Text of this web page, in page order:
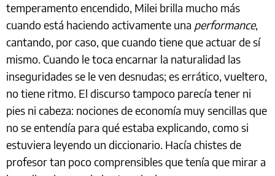
temperamento encendido, Milei brilla mucho más
cuando está haciendo activamente una performance,
cantando, por caso, que cuando tiene que actuar de sí
mismo. Cuando le toca encarnar la naturalidad las
inseguridades se le ven desnudas; es errático, vueltero,
no tiene ritmo. El discurso tampoco parecía tener ni
pies ni cabeza: nociones de economía muy sencillas que
no se entendía para qué estaba explicando, como si
estuviera leyendo un diccionario. Hacía chistes de
profesor tan poco comprensibles que tenía que mirar a